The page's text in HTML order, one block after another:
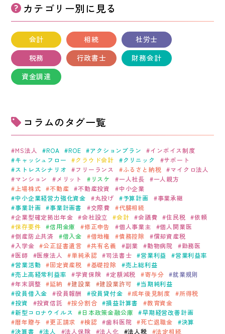
建設業者様向け
SOCIAL AND LABOR CORPORATION
キークレア社会保険労務士法人
REAL ESTATE CORPORATION
Keycrea KHM Tax & Accounting Co.,Ltd.
CASE
提案事例
TOPICS
トピックス
COLUMN
コラム
TAX LAW TOPICS
税法トピックス
MEDIA
メディア情報
COMPANY
カテゴリー別 に見る
会計 相続
社労士
税務
行政書士
財務会計
資金調達
コラムの タグ一覧
MS法人 ROA ROE アクションプラン
インボイス制度
キャッシュフロー
クラウド会計 クリニック
サポート
ストレスシナリオ
フリーランス ふるさと納税
マイクロ法人
マンション
メリット リスケ 一人社長
一人親方
上場株式
不動産 不動産投資
中小企業
中小企業経営力強化資金
丸投げ 予算計画
事業承継
事業計画
事業計画書 交際費
代襲相続
企業型確定拠出年金
会社設立 会計 会議費 住民税
依頼
保存要件
信用金庫 修正申告 個人事業主
個人開業医
倒産防止共済
借入金 借地権 債務控除
償却資産税
入学金
公正証書遺言 共有名義 副業 動物病院
勤務医
医師
医療法人 単純承認 司法書士 営業利益
営業利益率
営業活動
固定資産税 基礎控除
売上総利益
売上高経常利益率
学資保険 定額減税 寄与分
就業規則
年末調整
延納 建設業 建設業許可
当期純利益
役員借入金
役員報酬 役員貸付金 成年後見制度
所得税
投資
投資信託 按分割合 損益計算書
教育資金
新型コロナウイルス
日本政策金融公庫
早期経営改善計画
暦年贈与
更正請求 検認 歯科医院 死亡退職金
決算
決算書
法人 法人保険 法人化 法人税
法定相続